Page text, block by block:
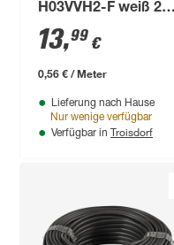
H03VVH2-F weiß 2x
0,75 mm²
13,99 €
0,56 € / Meter
Lieferung nach Hause
Nur wenige verfügbar
Verfügbar in Troisdorf